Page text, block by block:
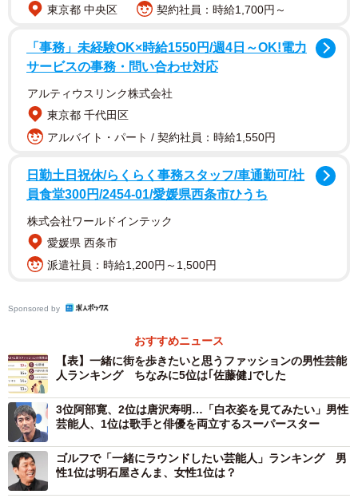
一緒に街を歩きたいと思うファッションの男性芸能人ランキング（提供
画像）
【1位 目黒蓮（Snow Man）（19票）】
▽正統派のきれいでかっこいい服を着てそうなので。（40
▽きれいめでおしゃれな服を着てそうなので。（40代）
▽普通の服も、オシャレな服もそつなくこなして、自分だ
けが目立つような服を着なさそう。（50代）
▽背の高さをいかしたカジュアル過ぎないセンスがありそ
うだから。（50代）
▽とてもカッコいいので。（30代）
▽シックなファッションを着て落ちついてそう。（40代）
【第2位 木村拓哉（16票）】
▽スマートなファッションだから。（40代）
▽清潔感のあるカジュアル。（60代）
▽どんなファッションでも、着こなせてしまうから。木村
さんが着れば、それがお洒落なモノに変わる。（40代）
東京都 中央区
契約社員：時給1,700円～
「事務」未経験OK×時給1550円/週4日～OK!電力
サービスの事務・問い合わせ対応
アルティウスリンク株式会社
東京都 千代田区
アルバイト・パート / 契約社員：時給1,550円
日勤土日祝休/らくらく事務スタッフ/車通勤可/社
員食堂300円/2454-01/愛媛県西条市ひうち
株式会社ワールドインテック
愛媛県 西条市
派遣社員：時給1,200円～1,500円
Sponsored by
おすすめニュース
【表】一緒に街を歩きたいと思うファッションの男性芸能
人ランキング ちなみに5位は｢佐藤健｣でした
3位阿部寛、2位は唐沢寿明…「白衣姿を見てみたい」男性
芸能人、1位は歌手と俳優を両立するスーパースター
ゴルフで「一緒にラウンドしたい芸能人」ランキング 男
性1位は明石屋さんま、女性1位は？